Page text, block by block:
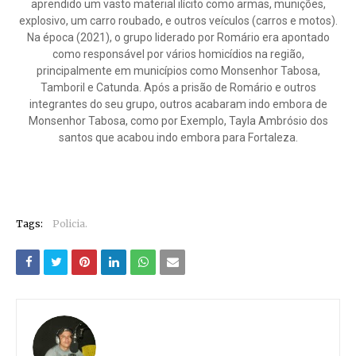
aprendido um vasto material ilícito como armas, munições,
explosivo, um carro roubado, e outros veículos (carros e motos).
Na época (2021), o grupo liderado por Romário era apontado
como responsável por vários homicídios na região,
principalmente em municípios como Monsenhor Tabosa,
Tamboril e Catunda. Após a prisão de Romário e outros
integrantes do seu grupo, outros acabaram indo embora de
Monsenhor Tabosa, como por Exemplo, Tayla Ambrósio dos
santos que acabou indo embora para Fortaleza.
Tags: Policia.